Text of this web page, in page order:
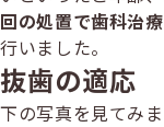
回の処置で歯科治
行いました。
抜歯の適応
下の写真を見てみま